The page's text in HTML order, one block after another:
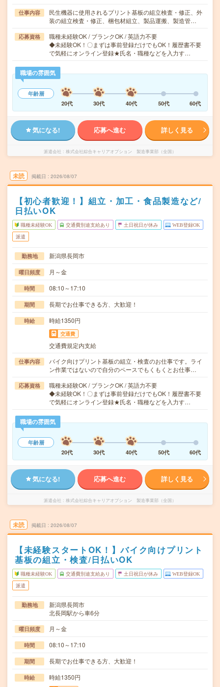
仕事内容
民生機器に使用されるプリント基板の組立検査・修正、外
装の組立検査・修正、梱包材組立、製品運搬、製造管…
応募資格
職種未経験OK / ブランクOK / 英語力不要
◆未経験OK！〇まずは事前登録だけでもOK！履歴書不要
で気軽にオンライン登録★氏名・職種などを入力す…
職場の雰囲気
年齢層
20代
30代 40代 50代 60代
気になる! 応募へ進む 詳しく見る
派遣会社 株式会社綜合キャリアオプション 製造事業部（全国）
未読 掲載日 2026/08/07
【初心者歓迎！】組立・加工・食品製造など/
日払いOK
職種未経験OK 交通費別途支給あり 土日祝日が休み WEB登録OK
派遣
勤務地 新潟県長岡市
曜日頻度 月～金
時間 08:10～17:10
期間 長期でお仕事できる方、大歓迎！
時給 時給1350円
交通費
交通費規定内支給
仕事内容
バイク向けプリント基板の組立・検査のお仕事です。ライ
ン作業ではないので自分のペースでもくもくとお仕事…
応募資格
職種未経験OK / ブランクOK / 英語力不要
◆未経験OK！〇まずは事前登録だけでもOK！履歴書不要
で気軽にオンライン登録★氏名・職種などを入力す…
職場の雰囲気
年齢層
20代
30代 40代 50代 60代
気になる! 応募へ進む 詳しく見る
派遣会社 株式会社綜合キャリアオプション 製造事業部（全国）
未読 掲載日 2026/08/07
【未経験スタートOK！】バイク向けプリント
基板の組立・検査/日払いOK
職種未経験OK 交通費別途支給あり 土日祝日が休み WEB登録OK
派遣
勤務地
新潟県長岡市
北長岡駅から車6分
曜日頻度 月～金
時間 08:10～17:10
期間 長期でお仕事できる方、大歓迎！
時給 時給1350円